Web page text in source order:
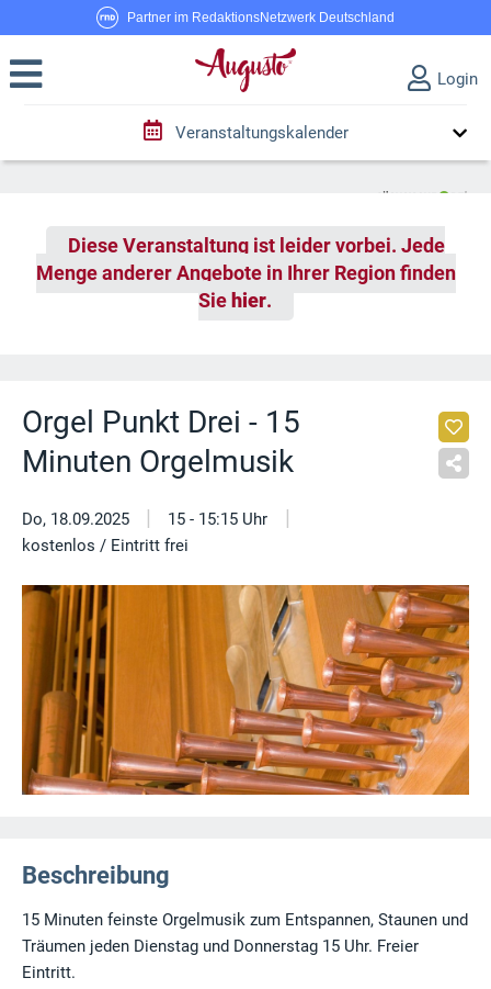
Partner im RedaktionsNetzwerk Deutschland
Login
Veranstaltungskalender
Diese Veranstaltung ist leider vorbei. Jede
Menge anderer Angebote in Ihrer Region finden
Sie hier.
Orgel Punkt Drei - 15
Minuten Orgelmusik
Do, 18.09.2025 | 15 - 15:15 Uhr |
kostenlos / Eintritt frei
Beschreibung
15 Minuten feinste Orgelmusik zum Entspannen, Staunen und
Träumen jeden Dienstag und Donnerstag 15 Uhr. Freier
Eintritt.